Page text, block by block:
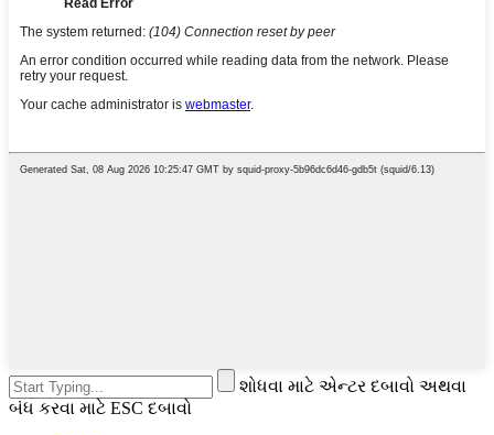
શોધવા માટે એન્ટર દબાવો અથવા
બંધ કરવા માટે ESC દબાવો